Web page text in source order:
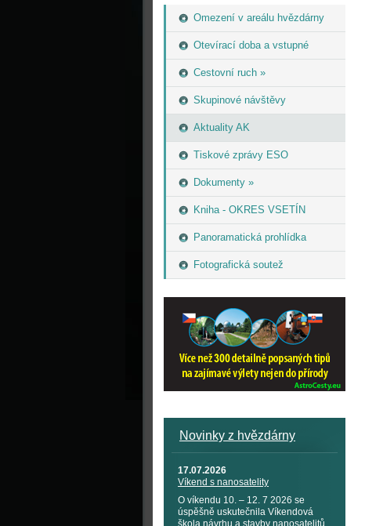
Omezení v areálu hvězdárny
Otevírací doba a vstupné
Cestovní ruch »
Skupinové návštěvy
Aktuality AK
Tiskové zprávy ESO
Dokumenty »
Kniha - OKRES VSETÍN
Panoramatická prohlídka
Fotografická soutež
Novinky z hvězdárny
17.07.2026
Víkend s nanosatelity
O víkendu 10. – 12. 7 2026 se
úspěšně uskutečnila Víkendová
škola návrhu a stavby nanosatelitů